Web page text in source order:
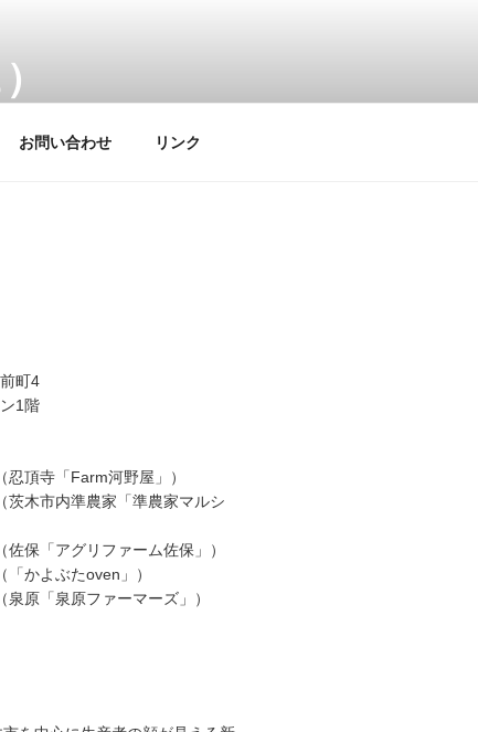
お問い合わせ リンク
町4
1階
頂寺「Farm河野屋」）
茨木市内準農家「準農家マルシ
保「アグリファーム佐保」）
かよぶたoven」）
原「泉原ファーマーズ」）